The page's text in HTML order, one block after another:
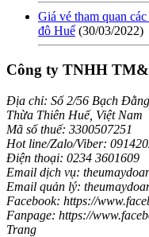
Giá vé tham quan
đô Huế (30/03/2022)
Công ty TNHH
Địa chỉ: Số 2/56 Bạch
Thừa Thiên Huế, Việt Nam
Mã số thuế: 3300507251
Hot line/Zalo/Viber:
Điện thoại: 0234 3601609
Email dịch vụ:
Email quản lý:
Facebook: https://
Fanpage: https://
Trang